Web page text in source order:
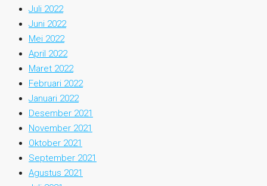
Juli 2022
Juni 2022
Mei 2022
April 2022
Maret 2022
Februari 2022
Januari 2022
Desember 2021
November 2021
Oktober 2021
September 2021
Agustus 2021